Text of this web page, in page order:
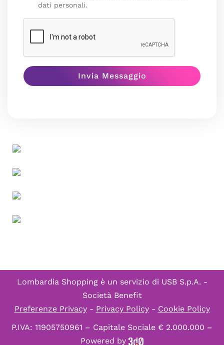
dati personali.
Lombardia Shopping è un servizio di USB S.p.A. -
Società Benefit
Preferenze Privacy- Privacy Policy- Cookie Policy
P.IVA: 11905750961 – Capitale Sociale € 2.000.000 –
Powered by